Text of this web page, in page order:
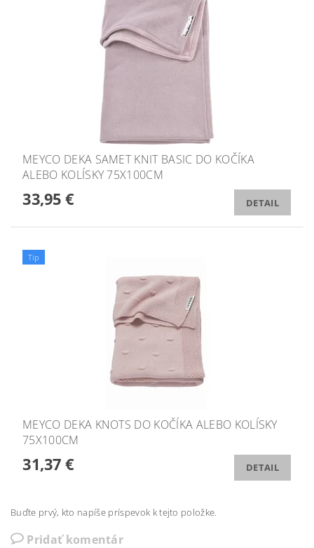
MEYCO DEKA SAMET KNIT BASIC DO KOČÍKA
ALEBO KOLÍSKY 75X100CM
33,95 € DETAIL
Tip
MEYCO DEKA KNOTS DO KOČÍKA ALEBO KOLÍSKY
75X100CM
31,37 € DETAIL
Buďte prvý, kto napíše príspevok k tejto položke.
Pridať komentár